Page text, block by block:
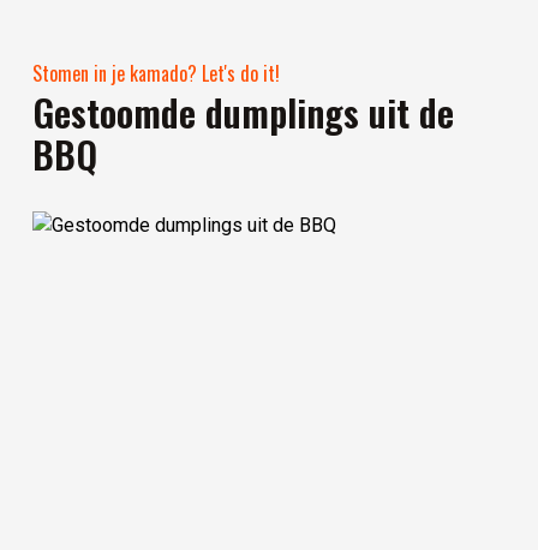
Stomen in je kamado? Let's do it!
Gestoomde dumplings uit de
BBQ